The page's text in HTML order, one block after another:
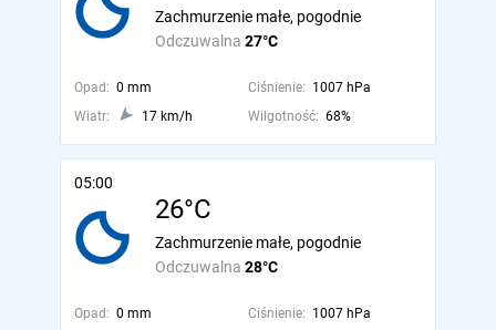
Odczuwalna 27°C
Zachmurzenie małe, pogodnie
Opad: 0 mm Ciśnienie: 1007 hPa
Wiatr:
17 km/h Wilgotność: 68%
05:00
26°C
Odczuwalna 28°C
Zachmurzenie małe, pogodnie
Opad: 0 mm Ciśnienie: 1007 hPa